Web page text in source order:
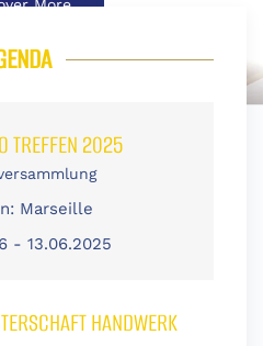
More
TREFFEN 2025
Marseille
- 13.06.2025
HANDWERK